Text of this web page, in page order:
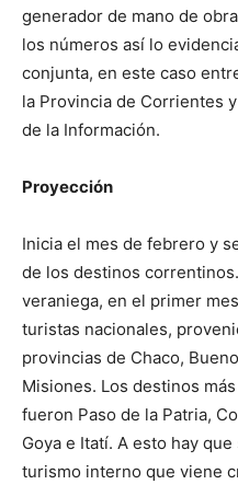
generador de mano de
los números así lo
conjunta, en este caso
la Provincia de Corrientes
de la Información.
Proyección
Inicia el mes de febrero y
de los destinos
veraniega, en el primer
turistas nacionales,
provincias de Chaco,
Misiones. Los destinos
fueron Paso de la Patria,
Goya e Itatí. A esto hay
turismo interno que viene